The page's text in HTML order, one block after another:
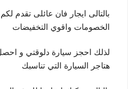
بالتالى ايجار فان عائلى
الخصومات واقوي التخفيضات
هتاجر السيارة التي تناسبك